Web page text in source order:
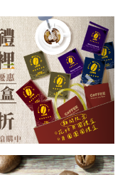
a
v
i
g
a
t
i
n